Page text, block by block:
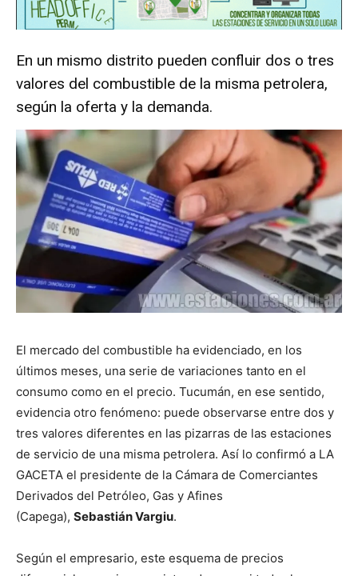
En un mismo distrito pueden confluir dos o tres
valores del combustible de la misma petrolera,
según la oferta y la demanda.
El mercado del combustible ha evidenciado, en los
últimos meses, una serie de variaciones tanto en el
consumo como en el precio. Tucumán, en ese sentido,
evidencia otro fenómeno: puede observarse entre dos y
tres valores diferentes en las pizarras de las estaciones
de servicio de una misma petrolera. Así lo confirmó a LA
GACETA el presidente de la Cámara de Comerciantes
Derivados del Petróleo, Gas y Afines
(Capega), Sebastián Vargiu.
Según el empresario, este esquema de precios